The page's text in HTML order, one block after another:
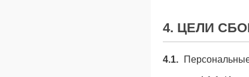
4. ЦЕЛИ
4.1.